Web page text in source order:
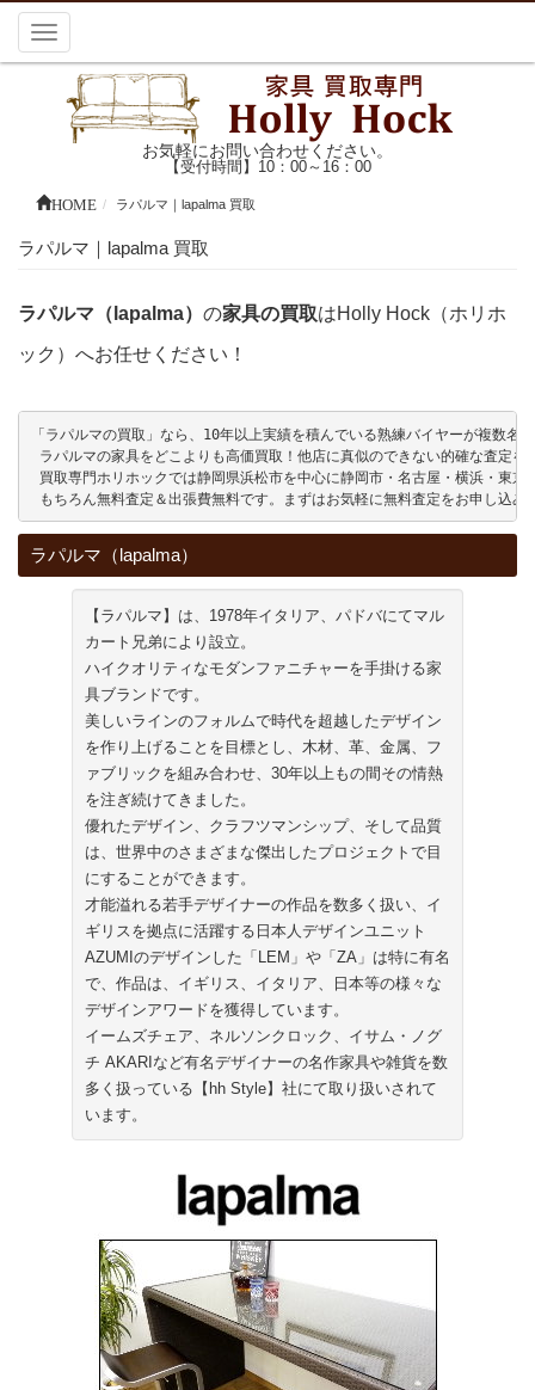
お気軽にお問い合わせください。
【受付時間】10：00～16：00
Toggle
navigation
HOME ラパルマ｜lapalma 買取
ラパルマ｜lapalma 買取
ラパルマ（lapalma） の家具の買取はHolly Hock（ホリホ
ック）へお任せください！
「ラパルマの買取」なら、10年以上実績を積んでいる熟練バイヤーが複数
ラパルマの家具をどこよりも高価買取！他店に真似のできない的確な査定を
買取専門ホリホックでは静岡県浜松市を中心に静岡市・名古屋・横浜・東
もちろん無料査定＆出張費無料です。まずはお気軽に無料査定をお申し込み
ラパルマ（lapalma）
【ラパルマ】は、1978年イタリア、パドバにてマル
カート兄弟により設立。
ハイクオリティなモダンファニチャーを手掛ける家
具ブランドです。
美しいラインのフォルムで時代を超越したデザイン
を作り上げることを目標とし、木材、革、金属、フ
ァブリックを組み合わせ、30年以上もの間その情熱
を注ぎ続けてきました。
優れたデザイン、クラフツマンシップ、そして品質
は、世界中のさまざまな傑出したプロジェクトで目
にすることができます。
才能溢れる若手デザイナーの作品を数多く扱い、イ
ギリスを拠点に活躍する日本人デザインユニット
AZUMIのデザインした「LEM」や「ZA」は特に有名
で、作品は、イギリス、イタリア、日本等の様々な
デザインアワードを獲得しています。
イームズチェア、ネルソンクロック、イサム・ノグ
チ AKARIなど有名デザイナーの名作家具や雑貨を数
多く扱っている【hh Style】社にて取り扱いされて
います。